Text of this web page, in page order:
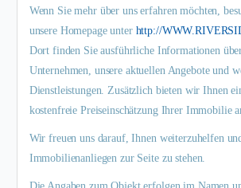
Wenn Sie mehr über uns erfahren möchten,
unsere Homepage unter http://
Dort finden Sie ausführliche Informationen
Unternehmen, unsere aktuellen Angebote und
Dienstleistungen. Zusätzlich bieten wir Ihnen
kostenfreie Preiseinschätzung Ihrer Immobilie
Wir freuen uns darauf, Ihnen weiterzuhelfen
Immobilienanliegen zur Seite zu stehen.